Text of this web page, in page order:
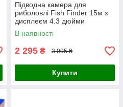
Підводна камера для
риболовлі Fish Finder 15м з
дисплеєм 4.3 дюйми
аккумулятор 10000 мАг ІЧ-
підсвічування
В наявності
2 295 ₴ 3 095 ₴
Купити